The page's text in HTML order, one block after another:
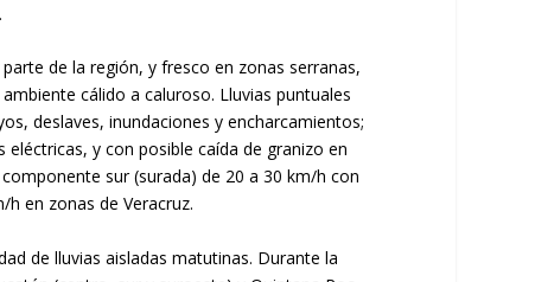
de la región, y fresco en zonas serranas,
cálido a caluroso. Lluvias puntuales
deslaves, inundaciones y encharcamientos;
y con posible caída de granizo en
sur (surada) de 20 a 30 km/h con
en zonas de Veracruz.
de lluvias aisladas matutinas. Durante la